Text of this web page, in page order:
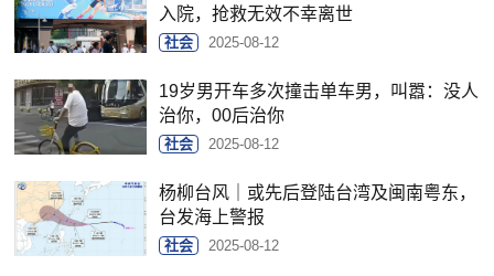
入院，抢救无效不幸离世
社会 2025-08-12
19岁男开车多次撞击单车男，叫嚣：没人
治你，00后治你
社会 2025-08-12
杨柳台风｜或先后登陆台湾及闽南粤东，
台发海上警报
社会 2025-08-12